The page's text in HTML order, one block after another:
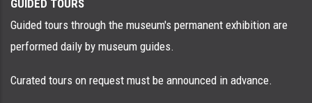
GUIDED TOURS
Guided tours through the museum's permanent exhibition are
performed daily by museum guides.
Curated tours on request must be announced in advance.